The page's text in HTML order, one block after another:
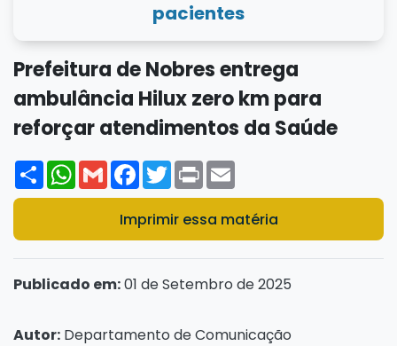
pacientes
Prefeitura de Nobres entrega
ambulância Hilux zero km para
reforçar atendimentos da Saúde
ShareWhatsApp
GmailFacebook
Twitter
Print
Imprimir essa matéria
Publicado em:01 de Setembro de 2025
Autor: Departamento de Comunicação